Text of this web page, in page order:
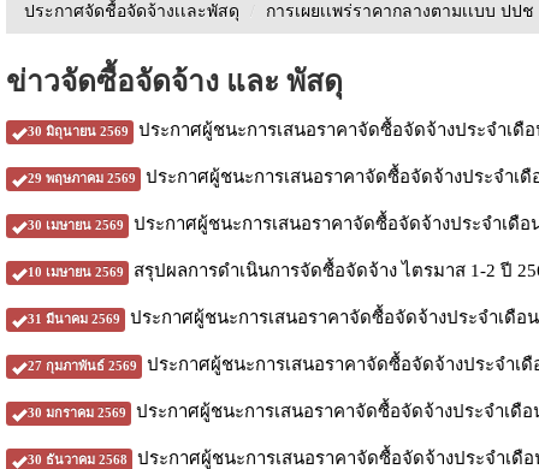
ประกาศจัดชื้อจัดจ้างเเละพัสดุ / การเผยเเพร่ราคากลางตามเเบบ ปปช
ข่าวจัดซื้อจัดจ้าง และ พัสดุ
30 มิถุนายน 2569 ประกาศผู้ชนะการเสนอราคาจัดซื้อจัดจ้างประจำเดื
29 พฤษภาคม 2569 ประกาศผู้ชนะการเสนอราคาจัดซื้อจัดจ้างประจำเ
30 เมษายน 2569 ประกาศผู้ชนะการเสนอราคาจัดซื้อจัดจ้างประจำเดือ
10 เมษายน 2569 สรุปผลการดำเนินการจัดซื้อจัดจ้าง ไตรมาส 1-2 ปี
31 มีนาคม 2569 ประกาศผู้ชนะการเสนอราคาจัดซื้อจัดจ้างประจำเดือ
27 กุมภาพันธ์ 2569 ประกาศผู้ชนะการเสนอราคาจัดซื้อจัดจ้างประจำเ
30 มกราคม 2569 ประกาศผู้ชนะการเสนอราคาจัดซื้อจัดจ้างประจำเดื
30 ธันวาคม 2568 ประกาศผู้ชนะการเสนอราคาจัดซื้อจัดจ้างประจำเดื